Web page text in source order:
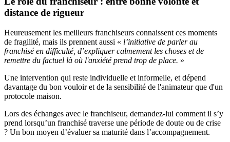
distance de rigueur
Heureusement les meilleurs franchiseurs connaissent ces moments
de fragilité, mais ils prennent aussi « l’initiative de parler au
franchisé en difficulté, d’expliquer calmement les choses et de
remettre du factuel là où l'anxiété prend trop de place. »
Une intervention qui reste individuelle et informelle, et dépend
davantage du bon vouloir et de la sensibilité de l'animateur que d'un
protocole maison.
Lors des échanges avec le franchiseur, demandez-lui comment il s’y
prend lorsqu’un franchisé traverse une période de doute ou de crise
? Un bon moyen d’évaluer sa maturité dans l’accompagnement.